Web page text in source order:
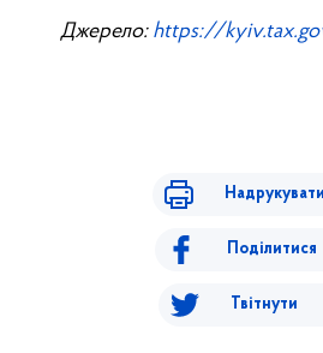
Джерело: https://
Надрукувати
Поділитися
Твітнути